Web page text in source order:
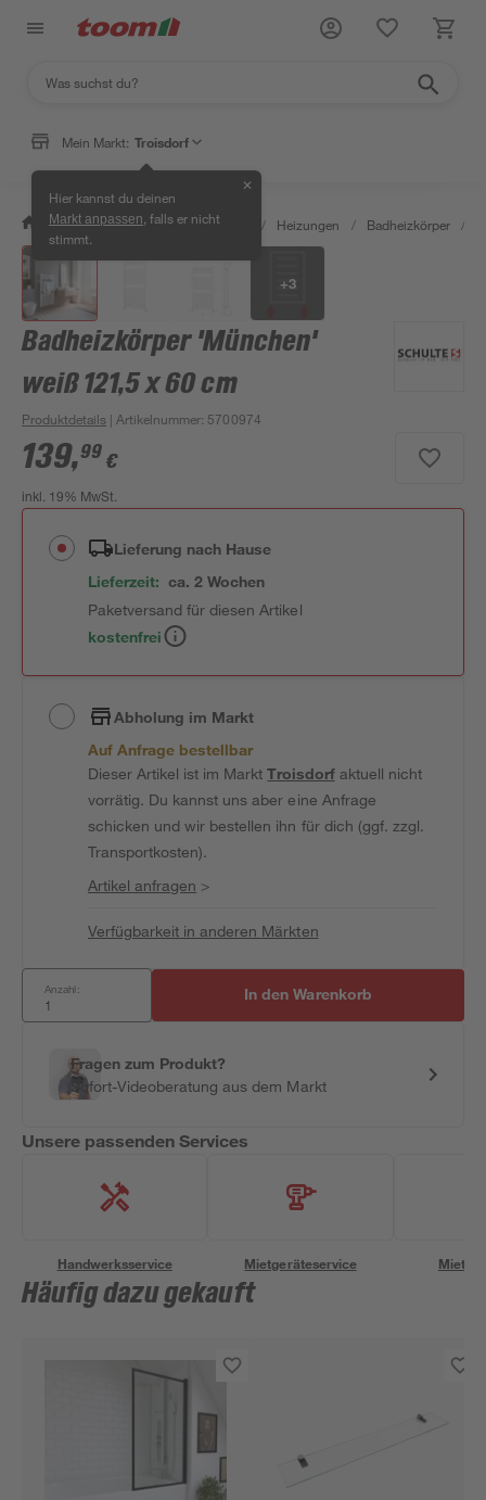
Mein Markt: Troisdorf
Hier kannst du deinen
Markt anpassen , falls er nicht
stimmt.
✕
/ Bauen & Renovieren / Heizen / Heizungen / Badheizkörper /
+3
Badheizkörper 'München'
weiß 121,5 x 60 cm
Produktdetails | Artikelnummer: 5700974
139,99 €
inkl. 19% MwSt.
Lieferung nach Hause
Lieferzeit: ca. 2 Wochen
Paketversand für diesen Artikel
kostenfrei
Abholung im Markt
Auf Anfrage bestellbar
Dieser Artikel ist im MarktTroisdorfaktuell nicht
vorrätig. Du kannst uns aber eine Anfrage
schicken und wir bestellen ihn für dich (ggf. zzgl.
Transportkosten).
Artikel anfragen >
Verfügbarkeit in anderen Märkten
Anzahl: In den Warenkorb
Fragen zum Produkt?
Sofort-Videoberatung aus dem Markt
Unsere passenden Services
Handwerksservice Mietgeräteservice
Häufig dazu gekauft